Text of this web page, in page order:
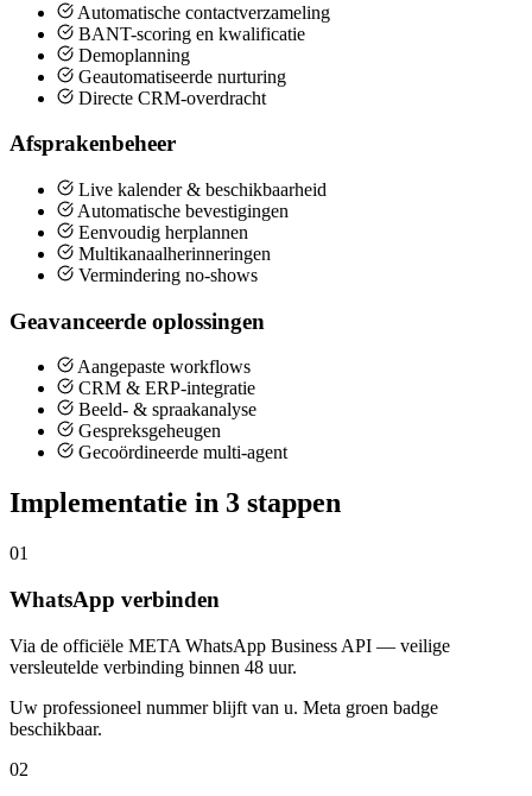
Automatische contactverzameling
BANT-scoring en kwalificatie
Demoplanning
Geautomatiseerde nurturing
Directe CRM-overdracht
Afsprakenbeheer
Live kalender & beschikbaarheid
Automatische bevestigingen
Eenvoudig herplannen
Multikanaalherinneringen
Vermindering no-shows
Geavanceerde oplossingen
Aangepaste workflows
CRM & ERP-integratie
Beeld- & spraakanalyse
Gespreksgeheugen
Gecoördineerde multi-agent
Implementatie in 3 stappen
01
WhatsApp verbinden
Via de officiële META WhatsApp Business API — veilige
versleutelde verbinding binnen 48 uur.
Uw professioneel nummer blijft van u. Meta groen badge
beschikbaar.
02